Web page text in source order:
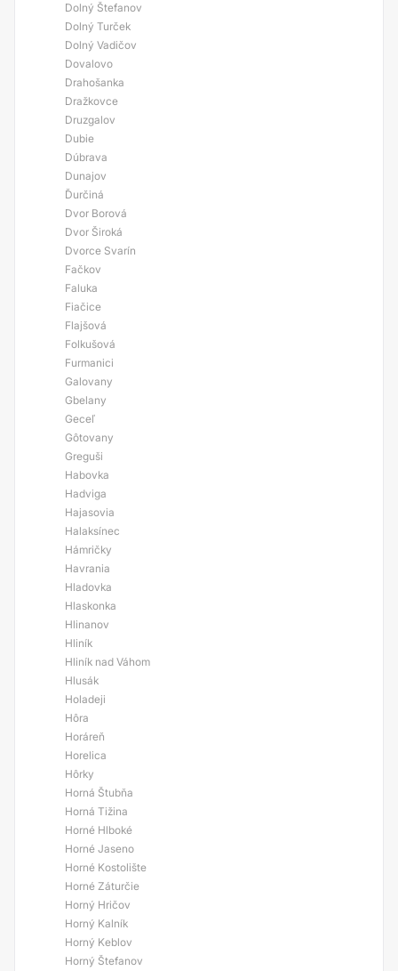
Dolný Štefanov
Dolný Turček
Dolný Vadičov
Dovalovo
Drahošanka
Dražkovce
Druzgalov
Dubie
Dúbrava
Dunajov
Ďurčiná
Dvor Borová
Dvor Široká
Dvorce Svarín
Fačkov
Faluka
Fiačice
Flajšová
Folkušová
Furmanici
Galovany
Gbelany
Geceľ
Gôtovany
Greguši
Habovka
Hadviga
Hajasovia
Halaksínec
Hámričky
Havrania
Hladovka
Hlaskonka
Hlinanov
Hliník
Hliník nad Váhom
Hlusák
Holadeji
Hôra
Horáreň
Horelica
Hôrky
Horná Štubňa
Horná Tižina
Horné Hlboké
Horné Jaseno
Horné Kostolište
Horné Záturčie
Horný Hričov
Horný Kalník
Horný Keblov
Horný Štefanov